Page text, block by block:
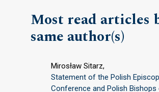
Most read articles
same author(s)
Mirosław Sitarz,
Statement of the Polish
Conference and Polish Bishops